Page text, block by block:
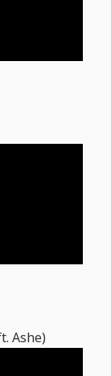
Ashe)